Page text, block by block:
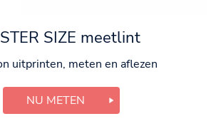
SIZE meetlint
uitprinten, meten en aflezen
NU METEN